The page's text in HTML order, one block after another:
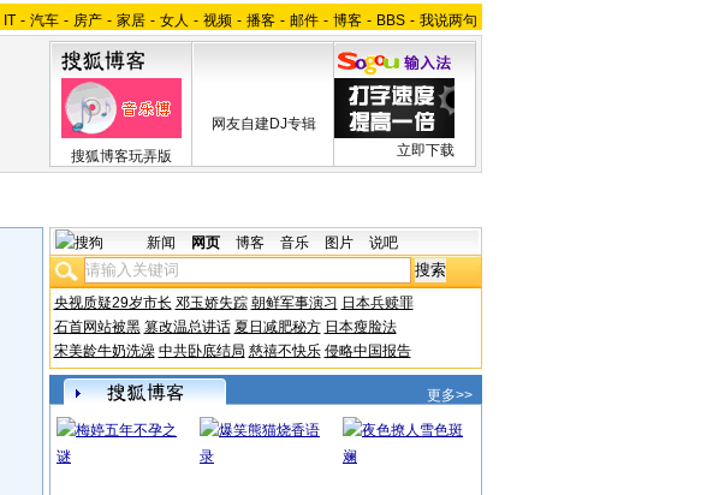
IT - 汽车 - 房产 - 家居 - 女人 - 视频 - 播客 - 邮件 - 博客 - BBS - 我说两句
搜狐博客玩弄版
网友自建DJ专辑
立即下载
新闻 网页 博客 音乐 图片 说吧
央视质疑29岁市长 邓玉娇失踪 朝鲜军事演习 日本兵赎罪
石首网站被黑 篡改温总讲话 夏日减肥秘方 日本瘦脸法
宋美龄牛奶洗澡 中共卧底结局 慈禧不快乐 侵略中国报告
更多>>